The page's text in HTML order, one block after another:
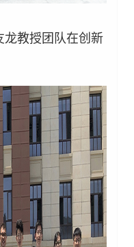
龙教授团队在创新